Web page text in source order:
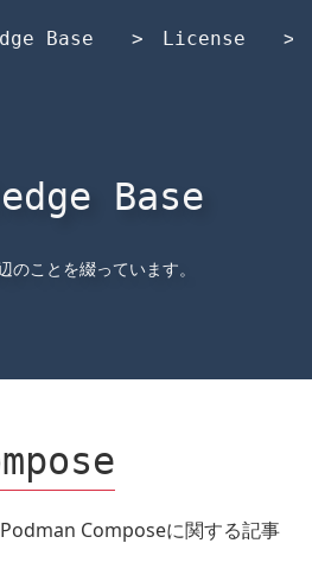
Base License
Base
のことを綴っています。
Composeに関する記事